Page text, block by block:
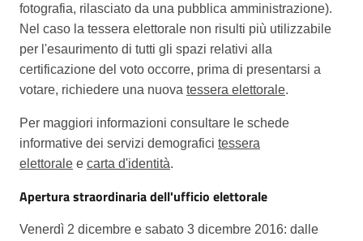
fotografia, rilasciato da una pubblica amministrazione).
Nel caso la tessera elettorale non risulti più utilizzabile
per l'esaurimento di tutti gli spazi relativi alla
certificazione del voto occorre, prima di presentarsi a
votare, richiedere una nuova tessera elettorale.
Per maggiori informazioni consultare le schede
informative dei servizi demografici tessera
elettorale e carta d'identità.
Apertura straordinaria dell'ufficio elettorale
Venerdì 2 dicembre e sabato 3 dicembre 2016: dalle